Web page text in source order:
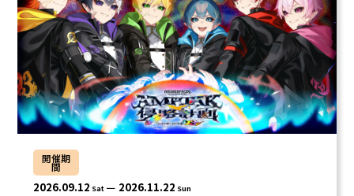
心音 ロゼ
Lapis メルト・ダ・テンシ
みかさくん 明雷 らいと
すにすて - SneakerStep
にしき
開催期
間
2026.09.12 Sat 2026.11.22 Sun